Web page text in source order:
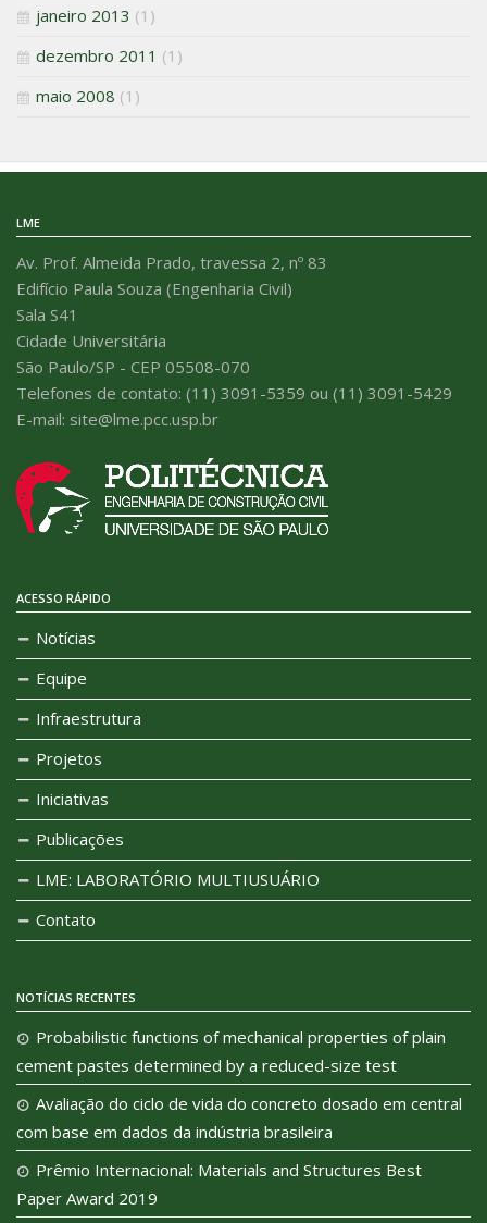
janeiro 2013 (1)
dezembro 2011 (1)
maio 2008 (1)
LME
Av. Prof. Almeida Prado, travessa 2, nº 83
Edifício Paula Souza (Engenharia Civil)
Sala S41
Cidade Universitária
São Paulo/SP - CEP 05508-070
Telefones de contato: (11) 3091-5359 ou (11) 3091-5429
E-mail: site@lme.pcc.usp.br
ACESSO RÁPIDO
Notícias
Equipe
Infraestrutura
Projetos
Iniciativas
Publicações
LME: LABORATÓRIO MULTIUSUÁRIO
Contato
NOTÍCIAS RECENTES
Probabilistic functions of mechanical properties of plain
cement pastes determined by a reduced-size test
Avaliação do ciclo de vida do concreto dosado em central
com base em dados da indústria brasileira
Prêmio Internacional: Materials and Structures Best
Paper Award 2019